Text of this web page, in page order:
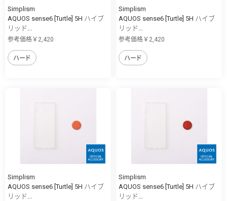
Simplism
AQUOS sense6 [Turtle] 5H ハイブ
リッド...
参考価格￥2,420
ハード
Simplism
AQUOS sense6 [Turtle] 5H ハイブ
リッド...
参考価格￥2,420
ハード
Simplism
AQUOS sense6 [Turtle] 5H ハイブ
リッド...
Simplism
AQUOS sense6 [Turtle] 5H ハイブ
リッド...